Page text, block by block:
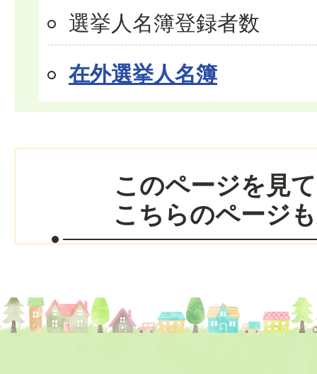
選挙人名簿登録者数
在外選挙人名簿
このページを見
こちらのページ